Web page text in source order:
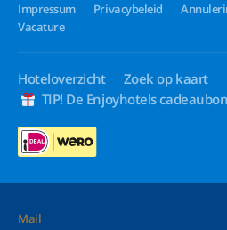
Impressum
Privacybeleid
Vacature
Hoteloverzicht Zoek op kaart
TIP! De Enjoyhotels cadeaubon
Mail